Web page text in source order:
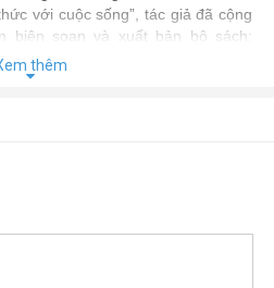
với cuộc sống”, tác giả đã cộng
biên soạn và xuất bản bộ sách:
(Dùng Kèm SGK Kết Nối Tri
Hoá học
Hoá học
thêm